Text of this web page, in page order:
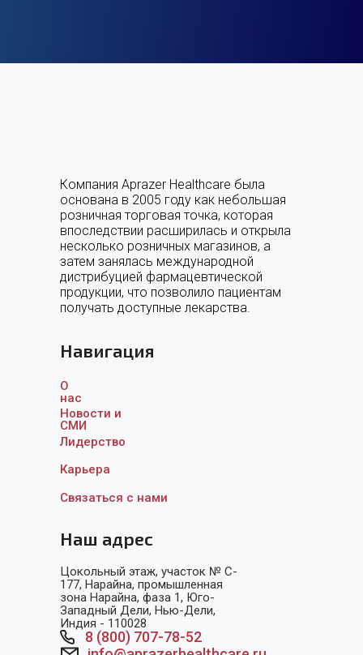
Компания Aprazer Healthcare была
основана в 2005 году как небольшая
розничная торговая точка, которая
впоследствии расширилась и открыла
несколько розничных магазинов, а
затем занялась международной
дистрибуцией фармацевтической
продукции, что позволило пациентам
получать доступные лекарства.
Навигация
О
нас
Новости и
СМИ
Лидерство
Карьера
Связаться с нами
Наш адрес
Цокольный этаж, участок № C-
177, Нарайна, промышленная
зона Нарайна, фаза 1, Юго-
Западный Дели, Нью-Дели,
Индия - 110028
8 (800) 707-78-52